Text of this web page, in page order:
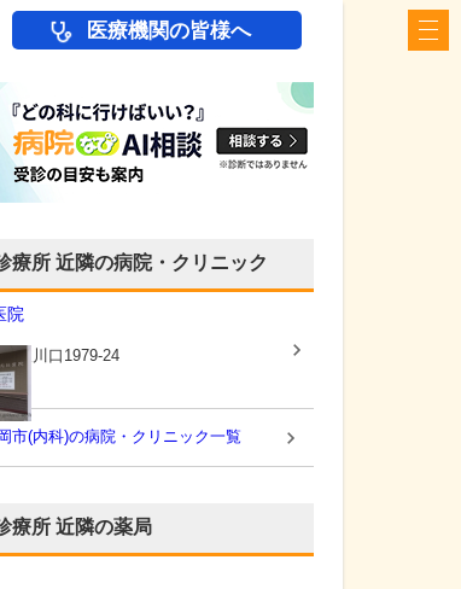
医療機関の皆様へ
療所 近隣の病院・クリニック
院
東川口1979-24
市(内科)の病院・クリニック一覧
療所 近隣の薬局